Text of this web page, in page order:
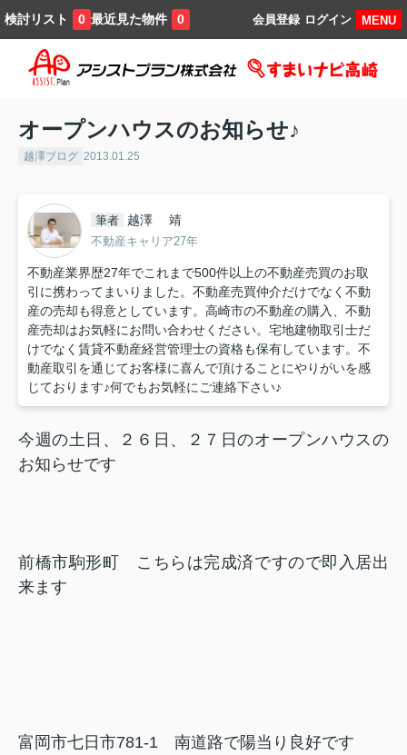
検討リスト 0 最近見た物件 0 MENU
ログイン
会員登録
オープンハウスのお知らせ♪
越澤ブログ 2013.01.25
筆者 越澤 靖
不動産キャリア27年
不動産業界歴27年でこれまで500件以上の不動産売買のお取
引に携わってまいりました。不動産売買仲介だけでなく不動
産の売却も得意としています。高崎市の不動産の購入、不動
産売却はお気軽にお問い合わせください。宅地建物取引士だ
けでなく賃貸不動産経営管理士の資格も保有しています。不
動産取引を通じてお客様に喜んで頂けることにやりがいを感
じております♪何でもお気軽にご連絡下さい♪
今週の土日、２６日、２７日のオープンハウスの
お知らせです
前橋市駒形町 こちらは完成済ですので即入居出
来ます
富岡市七日市781-1 南道路で陽当り良好です